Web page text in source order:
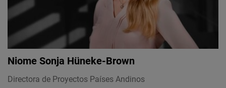
Niome Sonja Hüneke-Brown
Directora de Proyectos Países Andinos